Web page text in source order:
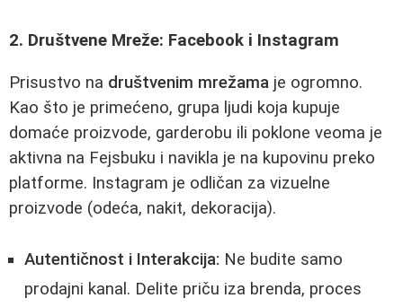
2. Društvene Mreže: Facebook i Instagram
Prisustvo na društvenim mrežama je ogromno.
Kao što je primećeno, grupa ljudi koja kupuje
domaće proizvode, garderobu ili poklone veoma je
aktivna na Fejsbuku i navikla je na kupovinu preko
platforme. Instagram je odličan za vizuelne
proizvode (odeća, nakit, dekoracija).
Autentičnost i Interakcija: Ne budite samo
prodajni kanal. Delite priču iza brenda, proces